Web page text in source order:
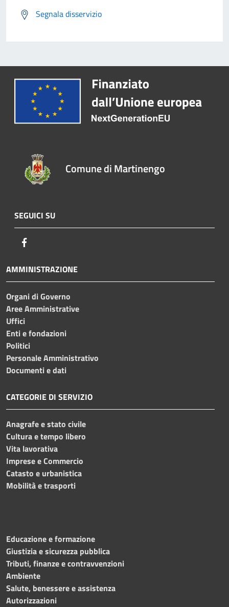
Segnala disservizio
Comune di Martinengo
SEGUICI SU
AMMINISTRAZIONE
Organi di Governo
Aree Amministrative
Uffici
Enti e fondazioni
Politici
Personale Amministrativo
Documenti e dati
CATEGORIE DI SERVIZIO
Anagrafe e stato civile
Cultura e tempo libero
Vita lavorativa
Imprese e Commercio
Catasto e urbanistica
Mobilità e trasporti
Educazione e formazione
Giustizia e sicurezza pubblica
Tributi, finanze e contravvenzioni
Ambiente
Salute, benessere e assistenza
Autorizzazioni